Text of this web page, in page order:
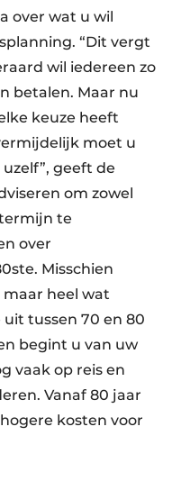
over wat u wil
“Dit vergt
wil iedereen zo
betalen. Maar nu
keuze heeft
moet u
geeft de
om zowel
te
over
Misschien
heel wat
tussen 70 en 80
begint u van uw
vaak op reis en
Vanaf 80 jaar
kosten voor